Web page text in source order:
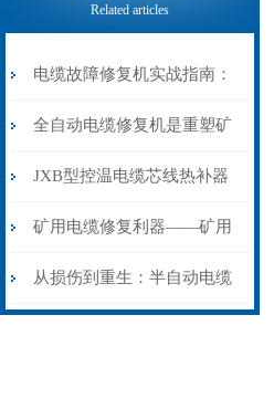
Related articles
电缆故障修复机实战指南：
从“盲测”到“精确定点”的三
步作业法
全自动电缆修复机是重塑矿
山电力动脉的“智能外科医
生”
JXB型控温电缆芯线热补器
安装与接线：精准修复的工
艺基石
矿用电缆修复利器——矿用
电缆热补机智能控温，安全
从损伤到重生：半自动电缆